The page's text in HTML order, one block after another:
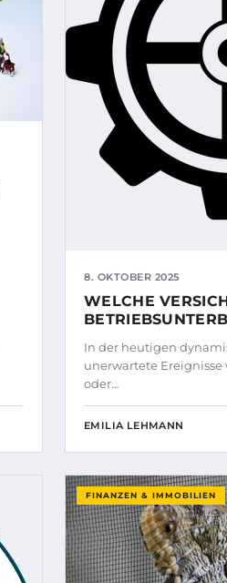
8. OKTOBER 2025
WELCHE
In der heutigen
unerwartete Ereignisse
oder…
EMILIA LEHMANN
FINANZEN & IMMOBILIEN